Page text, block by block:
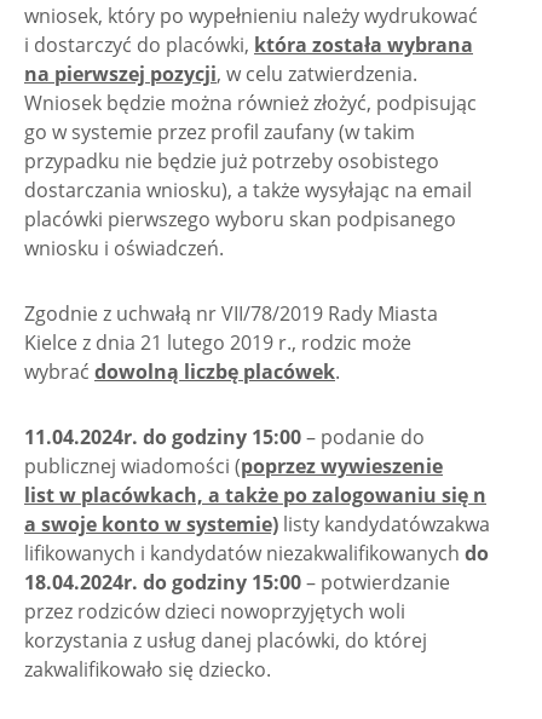
wniosek, który po wypełnieniu należy wydrukować
i dostarczyć do placówki, która została wybrana
na pierwszej pozycji, w celu zatwierdzenia.
Wniosek będzie można również złożyć, podpisując
go w systemie przez profil zaufany (w takim
przypadku nie będzie już potrzeby osobistego
dostarczania wniosku), a także wysyłając na email
placówki pierwszego wyboru skan podpisanego
wniosku i oświadczeń.
Zgodnie z uchwałą nr VII/78/2019 Rady Miasta
Kielce z dnia 21 lutego 2019 r., rodzic może
wybrać dowolną liczbę placówek.
11.04.2024r. do godziny 15:00– podanie do
publicznej wiadomości (poprzez wywieszenie
list w placówkach, a także po zalogowaniu się n
a swoje konto w systemie) listy kandydatówzakwa
lifikowanych i kandydatów niezakwalifikowanych do
18.04.2024r. do godziny 15:00– potwierdzanie
przez rodziców dzieci nowoprzyjętych woli
korzystania z usług danej placówki, do której
zakwalifikowało się dziecko.